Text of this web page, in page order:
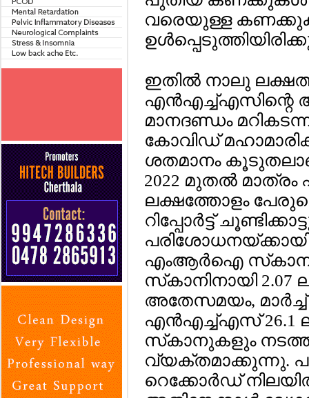
വരെയുള്ള
ഇതില്‍ നാലു
എന്‍എച്ച്എസിന്റെ
മാനദണ്ഡം
കോവിഡ്
ശതമാനം കൂടുതലാണ്
2022 മുതല്‍
ലക്ഷത്തോളം
റിപ്പോര്‍ട്ട്
പരിശോധനയ്ക്കായി
എംആര്‍ഐ
സ്‌കാനിനായി 2.07
അതേസമയം,
എന്‍എച്ച്എസ് 26.1
സ്‌കാനുകളും
വ്യക്തമാക്കുന്നു.
റെക്കോര്‍ഡ്